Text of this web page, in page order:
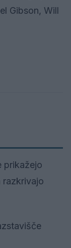
Gibson, Will
prikažejo
razkrivajo